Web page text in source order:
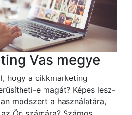
Vas megye
hogy a cikkmarketing
e magát? Képes lesz-
módszert a használatára,
Ön számára? Számos